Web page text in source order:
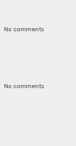
No comments
No comments